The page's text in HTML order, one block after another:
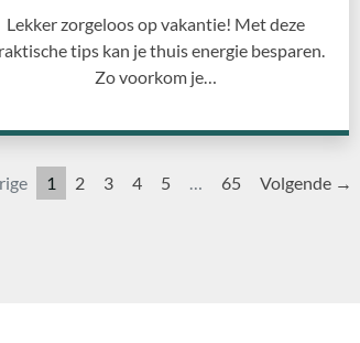
Lekker zorgeloos op vakantie! Met deze
tips kan je thuis energie besparen.
Zo voorkom je…
1 2 3 4 5 … 65 Volgende →